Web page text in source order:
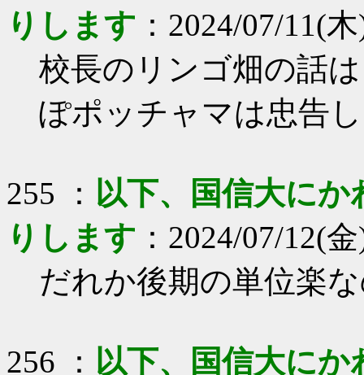
りします ：2024/07/11(
校長のリンゴ畑の話
ぽポッチャマは忠告
255 ： 以下、国信大に
りします ：2024/07/12(
だれか後期の単位楽
256 ： 以下、国信大に